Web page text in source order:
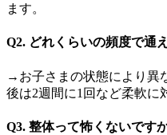
ます。
Q2. どれくらいの頻度で通
→お子さまの状態により異
後は2週間に1回など柔軟に
Q3. 整体って怖くないです